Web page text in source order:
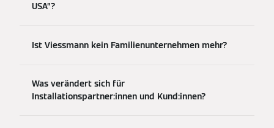
USA”?
Ist Viessmann kein Familienunternehmen mehr?
Was verändert sich für
Installationspartner:innen und Kund:innen?